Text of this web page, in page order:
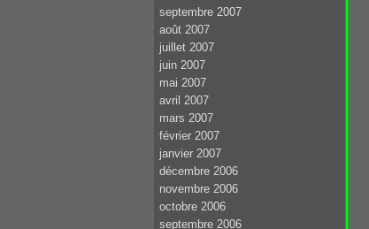
septembre 2007
août 2007
juillet 2007
juin 2007
mai 2007
avril 2007
mars 2007
février 2007
janvier 2007
décembre 2006
novembre 2006
octobre 2006
septembre 2006